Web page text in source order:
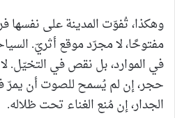
وهكذا، تُفوّت المدينة على نفسها
مفتوحًا، لا مجرّد موقع أثريّ.
في الموارد، بل نقص في التخيّل.
حجر، إن لم يُسمح للصوت أن يمرّ
الجدار، إن مُنع الغناء تحت ظلاله.